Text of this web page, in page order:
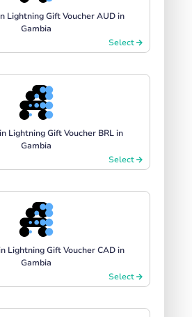
Lightning Gift Voucher AUD in
Gambia
Select
Lightning Gift Voucher BRL in
Gambia
Select
Lightning Gift Voucher CAD in
Gambia
Select